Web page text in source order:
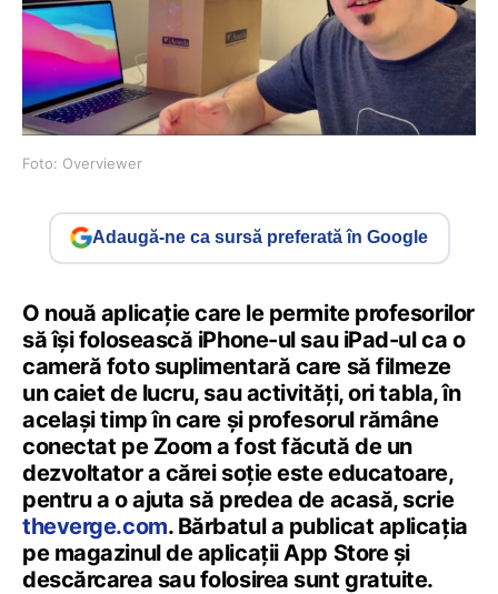
Foto: Overviewer
Adaugă-ne ca sursă preferată în Google
O nouă aplicație care le permite profesorilor
să își folosească iPhone-ul sau iPad-ul ca o
cameră foto suplimentară care să filmeze
un caiet de lucru, sau activități, ori tabla, în
același timp în care și profesorul rămâne
conectat pe Zoom a fost făcută de un
dezvoltator a cărei soție este educatoare,
pentru a o ajuta să predea de acasă, scrie
theverge.com. Bărbatul a publicat aplicația
pe magazinul de aplicații App Store și
descărcarea sau folosirea sunt gratuite.